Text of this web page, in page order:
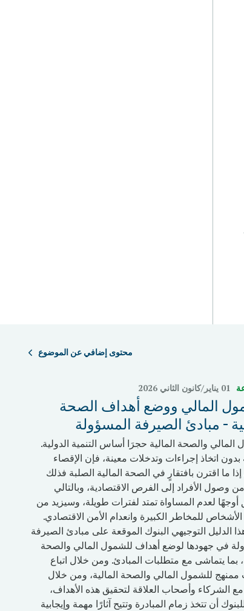
محتوى إضافي عن الموضوع
01 يناير/كانون الثاني 2026
المالي ووضع أهداف الصحة
- مبادئ الصيرفة المسؤولة
المالي والصحة المالية حجرَا أساس التنمية الدولية.
بدون اتخاذ إجراءات وتدخلات معينة، فإن الإقصاء
إذا ما اقترن بافتقارٍ في الصحة المالية الصلبة فذلك
وصول الأفراد إلى الفرص الاقتصادية، وبالتالي
لعدم المساواة تمتد لفترات طويلة، وسيزيد من
للمخاطر الكبيرة وانعدام الأمن الاقتصادي.
الدليل التوجيهي البنوك الموقعة على مبادئ الصيرفة
في جهودها لوضع أهداف للشمول المالي والصحة
بما يتماشى مع متطلبات المبادئ. ومن خلال اتباع
للشمول المالي والصحة المالية، ومن خلال
الشركاء وأصحاب العلاقة لتحقيق هذه الأهداف،
أن تتخذ زمام المبادرة وتتيح آثارًا مهمة وإيجابية